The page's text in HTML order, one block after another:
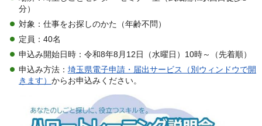
分）
対象：仕事をお探しのかた（年齢不問）
定員：40名
申込み開始日時：令和8年8月12日（水曜日）10時～（先着順）
申込み方法： 埼玉県電子申請・届出サービス（別ウィンドウで開
きます） からお申込みください。